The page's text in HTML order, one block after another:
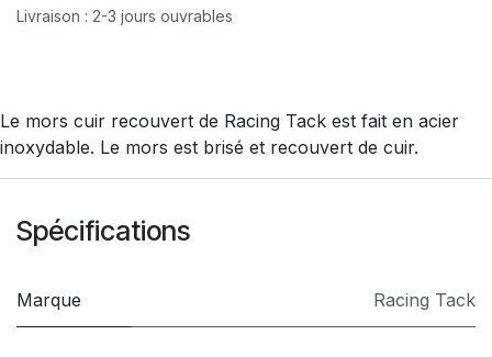
Livraison : 2-3 jours ouvrables
Le mors cuir recouvert de Racing Tack est fait en acier
inoxydable. Le mors est brisé et recouvert de cuir.
Spécifications
Marque Racing Tack